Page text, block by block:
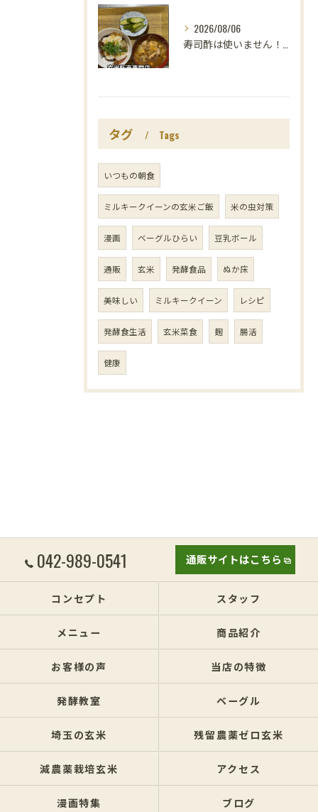
2026/08/06
寿司酢は使いません！😳
タグ Tags
いつもの朝食
ミルキークイーンの玄米ご飯 米の虫対策
漫画 ベーグルひらい 豆乳ボール
通販 玄米 発酵食品 ぬか床
美味しい ミルキークイーン レシピ
発酵食生活 玄米菜食 麹 腸活
健康
042-989-0541 通販サイトはこちら
コンセプト スタッフ
メニュー 商品紹介
お客様の声 当店の特徴
発酵教室 ベーグル
埼玉の玄米 残留農薬ゼロ玄米
減農薬栽培玄米 アクセス
漫画特集 ブログ